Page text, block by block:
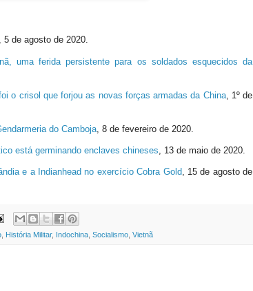
, 5 de agosto de 2020.
uma ferida persistente para os soldados esquecidos da
o crisol que forjou as novas forças armadas da China, 1º de
do Camboja, 8 de fevereiro de 2020.
está germinando enclaves chineses, 13 de maio de 2020.
e a Indianhead no exercício Cobra Gold, 15 de agosto de
História Militar, Indochina Socialismo Vietnã